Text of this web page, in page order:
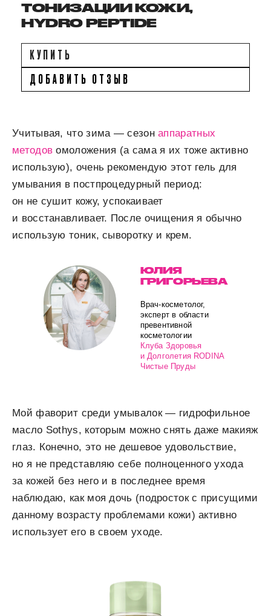
ТОНИЗАЦИИ КОЖИ,
HYDRO PEPTIDE
КУПИТЬ
ДОБАВИТЬ ОТЗЫВ
Учитывая, что зима — сезонаппаратных
методовомоложения (а сама я их тоже активно
использую), очень рекомендую этот гель для
умывания в постпроцедурный период:
он не сушит кожу, успокаивает
и восстанавливает. После очищения я обычно
использую тоник, сыворотку и крем.
ЮЛИЯ
ГРИГОРЬЕВА
Врач-косметолог,
эксперт в области
превентивной
косметологии
Клуба Здоровья
и Долголетия RODINA
Чистые Пруды
Мой фаворит среди умывалок — гидрофильное
масло Sothys, которым можно снять даже макияж
глаз. Конечно, это не дешевое удовольствие,
но я не представляю себе полноценного ухода
за кожей без него и в последнее время
наблюдаю, как моя дочь (подросток с присущими
данному возрасту проблемами кожи) активно
использует его в своем уходе.